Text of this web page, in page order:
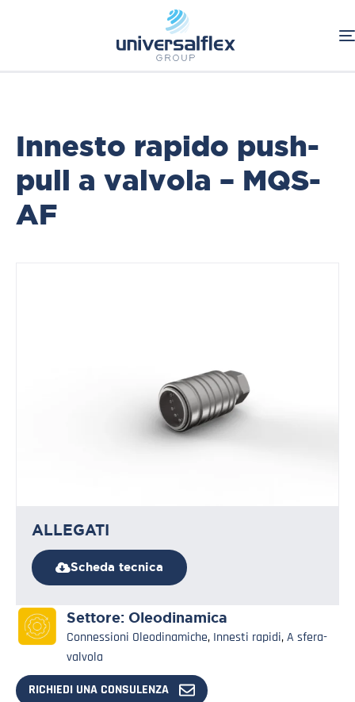
Connessioni Oleodinamiche
Innesti rapidi
Innesto rapido push-
pull a valvola – MQS-
AF
ALLEGATI
Scheda tecnica
Settore: Oleodinamica
Connessioni Oleodinamiche, Innesti rapidi,A sfera-
valvola
RICHIEDI UNA CONSULENZA